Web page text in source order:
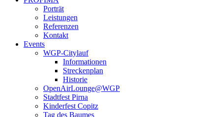
Porträt
Leistungen
Referenzen
Kontakt
Events
WGP-Citylauf
Informationen
Streckenplan
Historie
OpenAirLounge@WGP
Stadtfest Pirna
Kinderfest Copitz
Tag des Baumes